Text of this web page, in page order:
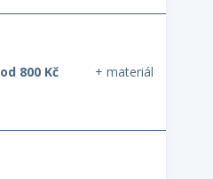
od 800 Kč + materiál